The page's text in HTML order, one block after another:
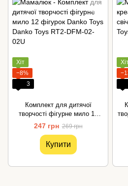
Хіт
−8%
3
Комплект для дитячої
творчості фігурне мило 12
фігурок Danko Toys
247 грн 269 грн
Купити